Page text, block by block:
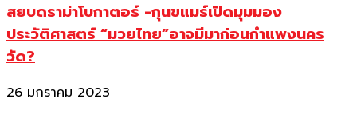
สยบดราม่าโบกาตอร์ -กุนขแมร์เปิดมุมมอง
ประวัติศาสตร์ “มวยไทย”อาจมีมาก่อนกำแพงนคร
วัด?
26 มกราคม 2023